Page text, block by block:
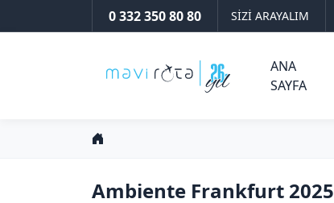
0 332 350 80 80 SİZİ ARAYALIM
ANA
SAYFA
Ambiente Frankfurt 2025